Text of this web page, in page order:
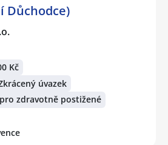
Důchodce)
Kč
úvazek
zdravotně postižené